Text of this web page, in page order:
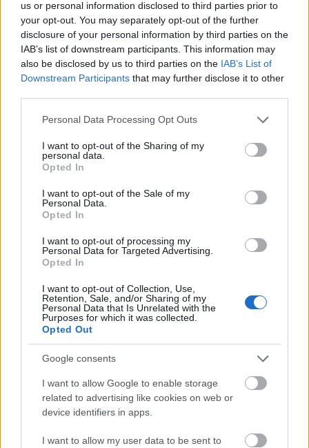
us or personal information disclosed to third parties prior to
your opt-out. You may separately opt-out of the further
disclosure of your personal information by third parties on the
IAB’s list of downstream participants. This information may
also be disclosed by us to third parties on the IAB’s List of
Downstream Participants that may further disclose it to other
Please note that this website/app uses one or more Google
not limited to your visit or usage behaviour. You may click to
grant or deny consent to Google and its third-party tags to
use your data for below specified purposes in below Google
consent section.
Personal Data Processing Opt Outs
I want to opt-out of the Sharing of my
personal data.
Opted In
I want to opt-out of the Sale of my
Personal Data.
Opted In
I want to opt-out of processing my
Personal Data for Targeted Advertising.
Opted In
I want to opt-out of Collection, Use,
Retention, Sale, and/or Sharing of my
Personal Data that Is Unrelated with the
Purposes for which it was collected.
Opted Out
Google consents
I want to allow Google to enable storage
related to advertising like cookies on web or
device identifiers in apps.
I want to allow my user data to be sent to
Kanye West nem Picasso
Picasso én vagyok
Nem is Edison Kanye West
Jay-Z nem Dylan, erről szó nem lehet
Dylannek inkább tartsatok engemet
Én vagyok a Kanye Westek Kanye Westje
Az egyik butikból a másikba cipelt
Kulturális lóganyé
Én vagyok Tesla
Meg az ő tekercse
Ami áramot matracpuhára szelídít
Én vagyok a Kanye, kit ő annak gondol
Mikor a színpadról egy segget
a közönségbe taszít
Ki elhúzott csalival ritkán cukkol
Háború után kelek csak életre